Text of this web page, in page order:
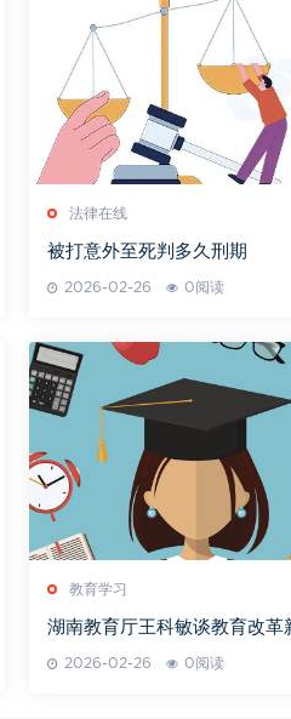
法律在线
被打意外至死判多久刑期
2026-02-26 0阅读
教育学习
湖南教育厅王科敏谈教育改革
2026-02-26 0阅读